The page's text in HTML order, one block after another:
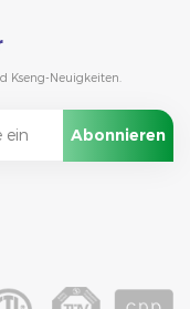
Kseng-Neuigkeiten.